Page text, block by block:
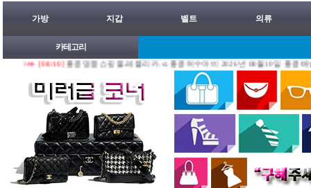
가방 지갑 벨트 의류
카테고리
10]홍콩명품쇼핑몰.레플리카.st.홍콩허수아비 2026년 08월10일 홍콩배송출발 안